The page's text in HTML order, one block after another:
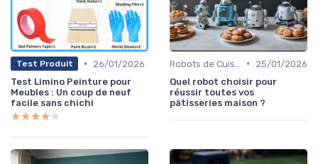
Test Produit •
26/01/2026
Test Limino Peinture pour
Meubles : Un coup de neuf
facile sans chichi
★★★★★
★★★★★
•
25/01/2026
Quel robot choisir pour
réussir toutes vos
pâtisseries maison ?